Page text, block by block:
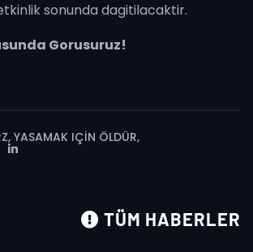
sonunda dagitilacaktir.
Gorusuruz!
YASAMAK IÇIN ÖLDÜR,
TÜM HABERLER